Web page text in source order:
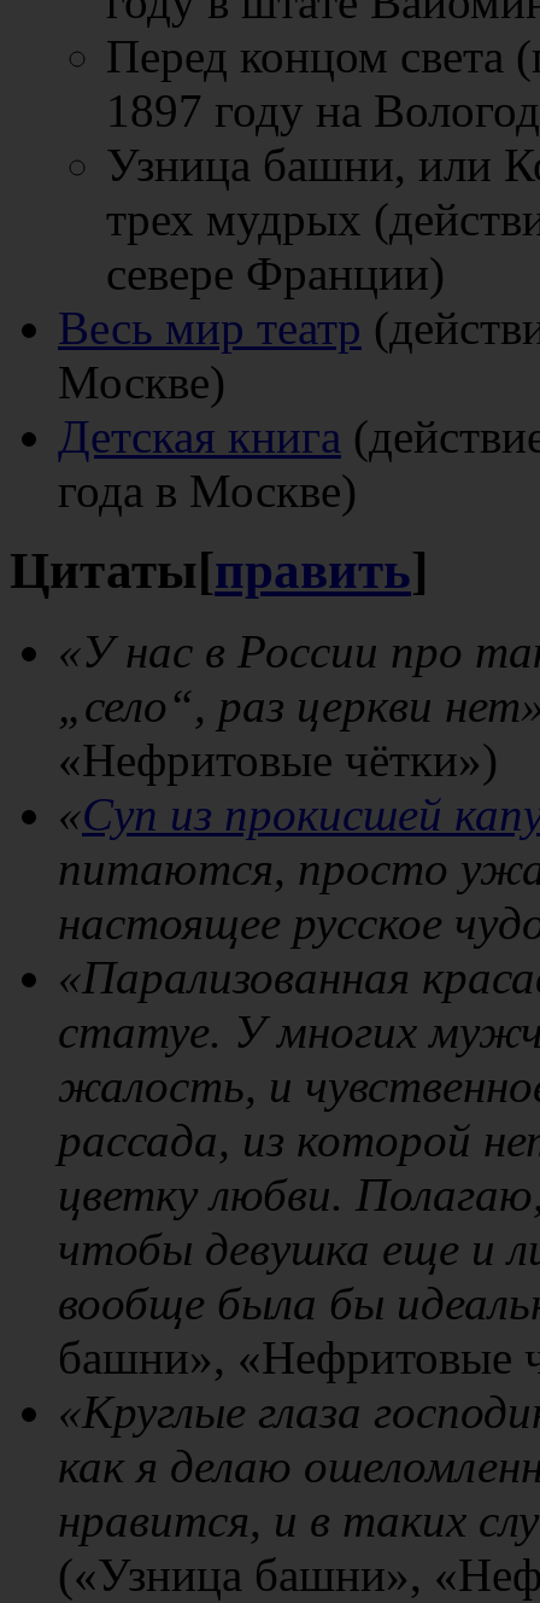
Перед концом света
1897 году на
Узница башни, или
трех мудрых
севере Франции)
Весь мир театр
Москве)
Детская книга
года в Москве)
Цитаты[править]
«У нас в России про
„село“, раз церкви
«Нефритовые чётки»)
«Суп из прокисшей
питаются, просто
настоящее русское
«Парализованная
статуе. У многих
жалость, и
рассада, из которой
цветку любви.
чтобы девушка еще и
вообще была бы
башни», «Нефритовые
«Круглые глаза
как я делаю
нравится, и в таких
(«Узница башни»,